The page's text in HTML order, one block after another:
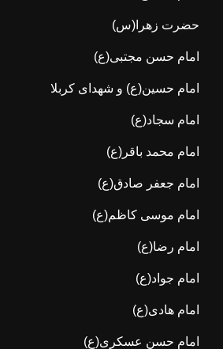
حضرت زهرا(س)
امام حسن مجتبی(ع)
امام حسین(ع) و شهدای کربلا
امام سجاد(ع)
امام محمد باقر(ع)
امام جعفر صادق(ع)
امام موسی کاظم(ع)
امام رضا(ع)
امام جواد(ع)
امام هادی(ع)
امام حسن عسکری(ع)